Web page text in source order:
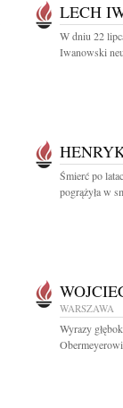
LECH
W dniu 22
Iwanowski
Śmierć po
pogrążyła w
WARSZAWA
Wyrazy